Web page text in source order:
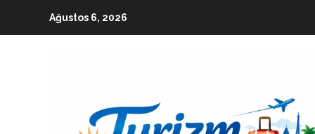
Ağustos 6, 2026